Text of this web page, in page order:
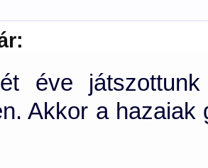
éve
Akkor a